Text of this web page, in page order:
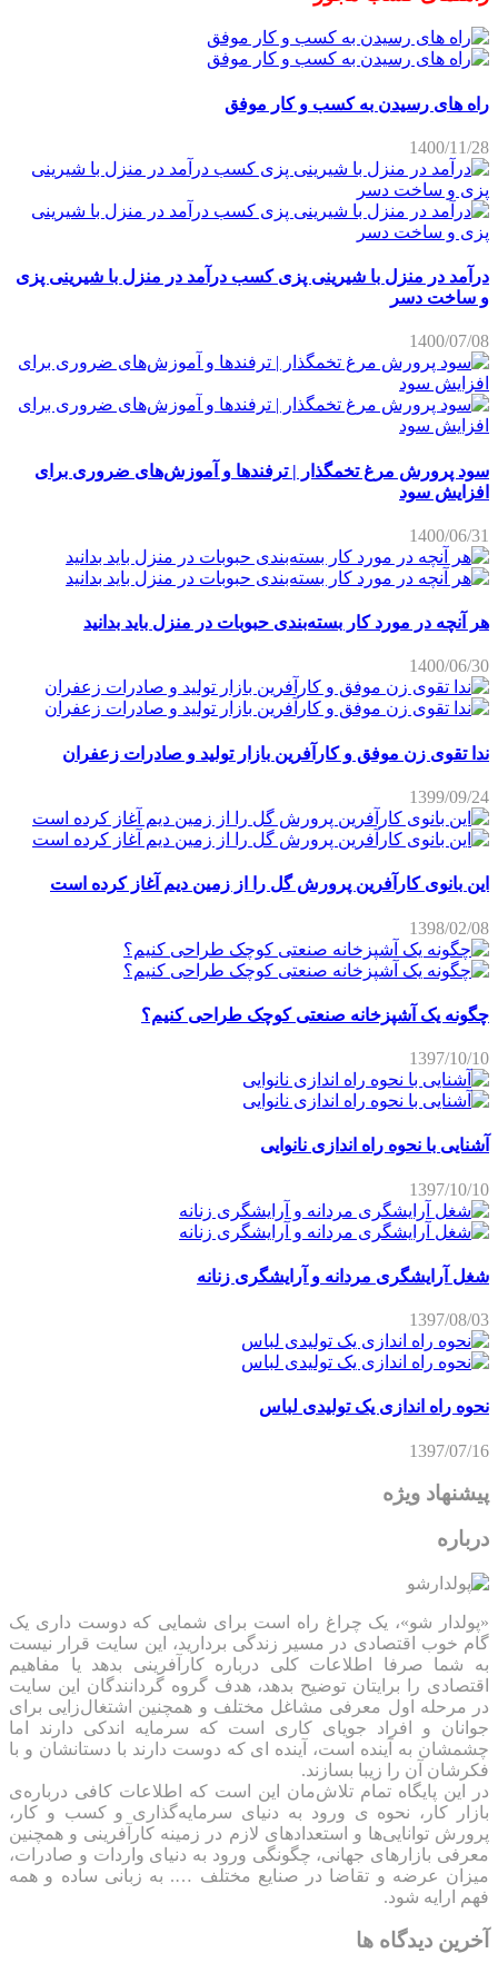
راه های رسیدن به کسب و کار موفق
1400/11/28
درآمد در منزل با شیرینی پزی کسب درآمد در منزل با شیرینی پزی
و ساخت دسر
1400/07/08
سود پرورش مرغ تخمگذار | ترفندها و آموزش‌های ضروری برای
افزایش سود
1400/06/31
هر آنچه در مورد کار بسته‌بندی حبوبات در منزل باید بدانید
1400/06/30
ندا تقوی زن موفق و کارآفرین بازار تولید و صادرات زعفران
1399/09/24
این بانوی کارآفرین پرورش گل را از زمین دیم آغاز کرده است
1398/02/08
چگونه یک آشپزخانه صنعتی کوچک طراحی کنیم؟
1397/10/10
آشنایی با نحوه راه اندازی نانوایی
1397/10/10
شغل آرایشگری مردانه و آرایشگری زنانه
1397/08/03
نحوه راه اندازی یک تولیدی لباس
1397/07/16
پیشنهاد ویژه
درباره
«پولدار شو»، یک چراغ راه است برای شمایی که دوست داری یک
گام خوب اقتصادی در مسیر زندگی بردارید، این سایت قرار نیست
به شما صرفا اطلاعات کلی درباره کارآفرینی بدهد یا مفاهیم
اقتصادی را برایتان توضیح بدهد، هدف گروه گردانندگان این سایت
در مرحله اول معرفی مشاغل مختلف و همچنین اشتغال‌زایی برای
جوانان و افراد جویای کاری است که سرمایه اندکی دارند اما
چشمشان به آینده است، آینده ای که دوست دارند با دستانشان و با
فکرشان آن را زیبا بسازند.
در این پایگاه تمام تلاش‌مان این است که ‌اطلاعات کافی درباره‌ی
بازار کار، نحوه ی ورود به دنیای سرمایه‌گذاری و کسب و کار،
پرورش توانایی‌ها و استعدادهای لازم در زمینه کارآفرینی و همچنین
معرفی بازارهای جهانی، چگونگی ورود به دنیای واردات و صادرات،
میزان عرضه و تقاضا در صنایع مختلف …. به زبانی ساده و همه
فهم ارایه شود.
آخرین دیدگاه ها